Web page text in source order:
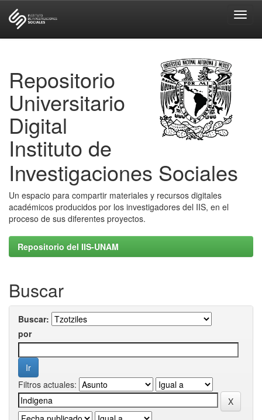
Repositorio
Universitario
Digital
Instituto de
Investigaciones Sociales
Un espacio para compartir materiales y recursos digitales
académicos producidos por los investigadores del IIS, en el
proceso de sus diferentes proyectos.
Repositorio del IIS-UNAM
Buscar
Buscar:
por
Filtros actuales: